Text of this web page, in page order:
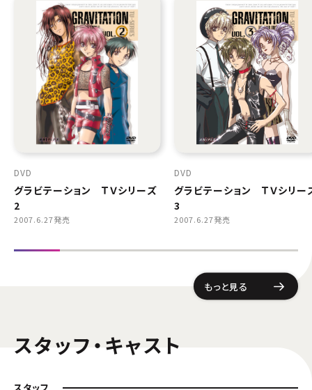
DVD
グラビテーション ＴＶシリーズ
2
2007.6.27発売
DVD
グラビテーション ＴＶシリー
3
2007.6.27発売
もっと見る
スタッフ・キャスト